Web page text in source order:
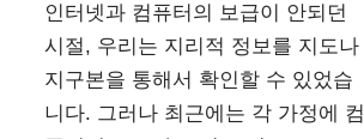
인터넷과 컴퓨터의 보급이 안되던
시절, 우리는 지리적 정보를 지도나
지구본을 통해서 확인할 수 있었습
니다. 그러나 최근에는 각 가정에 컴